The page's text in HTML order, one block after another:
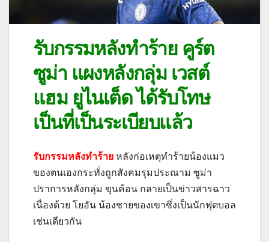
รับกรรมหลังทำร้าย คูร์ต
ซูม่า แผงหลังกลุ่ม เวสต์
แฮม ยูไนเต็ด ได้รับโทษ
เป็นที่เป็นระเบียบแล้ว
รับกรรมหลังทำร้าย หลังก่อเหตุทำร้ายน้องแมว
ของตนเองกระทั่งถูกสังคมรุมประณาม ซูม่า
ปราการหลังกลุ่ม ขุนค้อน กลายเป็นข่าวสารฉาว
เนื่องด้วย โยอัน น้องชายของเขาซึ่งเป็นนักฟุตบอล
เช่นเดียวกัน